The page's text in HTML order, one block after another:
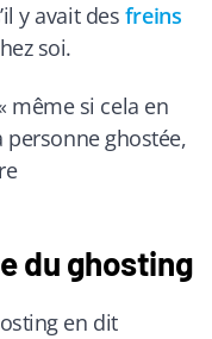
y avait des freins
soi.
même si cela en
ghostée,
du ghosting
en dit